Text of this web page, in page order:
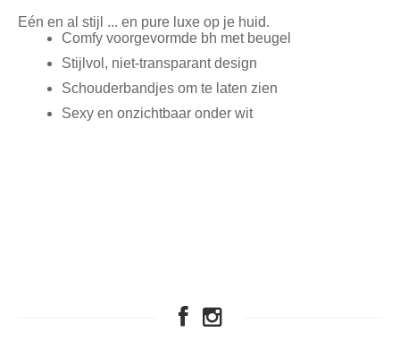
Eén en al stijl ... en pure luxe op je huid.
Comfy voorgevormde bh met beugel
Stijlvol, niet-transparant design
Schouderbandjes om te laten zien
Sexy en onzichtbaar onder wit